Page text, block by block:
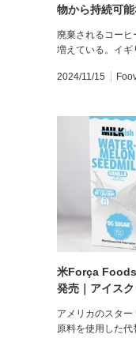
物から持続可
廃棄されるコー
増えている。イ
2024/11/15
米Força Foods
発売｜アイス
アメリカのスタ
原料を使用した